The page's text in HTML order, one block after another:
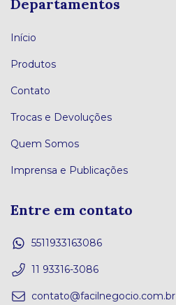
Departamentos
Início
Produtos
Contato
Trocas e Devoluções
Quem Somos
Imprensa e Publicações
Entre em contato
5511933163086
11 93316-3086
contato@facilnegocio.com.br